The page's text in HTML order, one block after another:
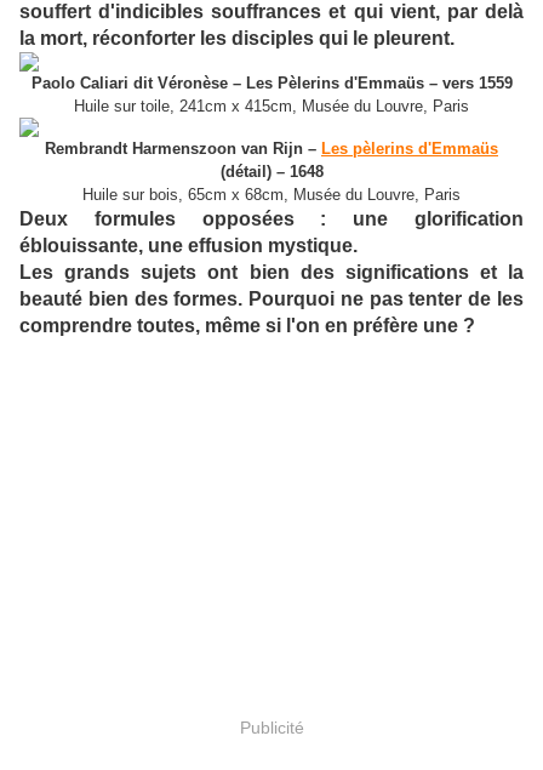
souffert d'indicibles souffrances et qui vient, par delà
la mort, réconforter les disciples qui le pleurent.
Paolo Caliari dit Véronèse – Les Pèlerins d'Emmaüs – vers 1559
Huile sur toile, 241cm x 415cm, Musée du Louvre, Paris
Rembrandt Harmenszoon van Rijn – Les pèlerins d'Emmaüs
(détail) – 1648
Huile sur bois, 65cm x 68cm, Musée du Louvre, Paris
Deux formules opposées : une glorification
éblouissante, une effusion mystique.
Les grands sujets ont bien des significations et la
beauté bien des formes. Pourquoi ne pas tenter de les
comprendre toutes, même si l'on en préfère une ?
Publicité